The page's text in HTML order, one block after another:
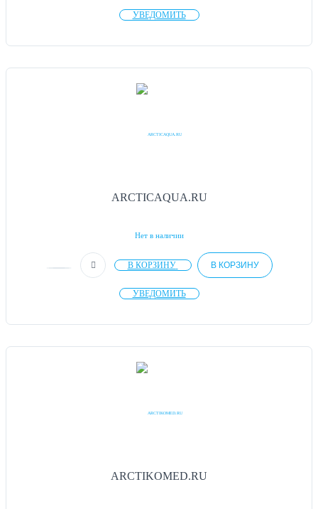
УВЕДОМИТЬ
ARCTICAQUA.RU
Нет в наличии
В КОРЗИНУ В КОРЗИНУ
УВЕДОМИТЬ
ARCTIKOMED.RU